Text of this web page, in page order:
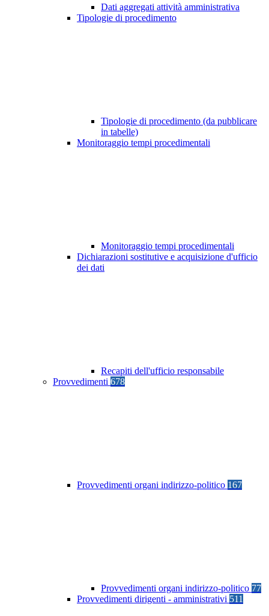
Dati aggregati attività amministrativa
Tipologie di procedimento
Tipologie di procedimento (da pubblicare
in tabelle)
Monitoraggio tempi procedimentali
Monitoraggio tempi procedimentali
Dichiarazioni sostitutive e acquisizione d'ufficio
dei dati
Recapiti dell'ufficio responsabile
Provvedimenti 678
Provvedimenti organi indirizzo-politico 167
Provvedimenti organi indirizzo-politico 77
Provvedimenti dirigenti - amministrativi 511